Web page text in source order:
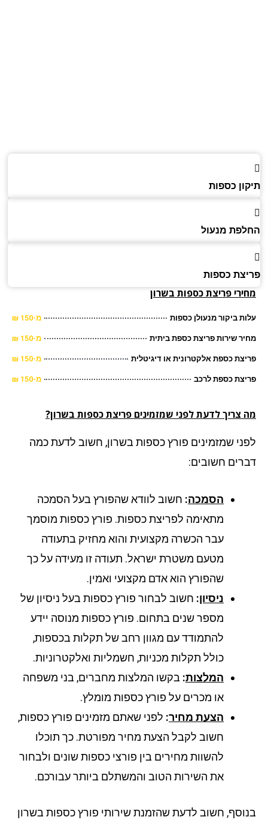
כספות
מנעול
כספות
פריצת כספותבשרון
ביקור מנעולן כספות מ-150 ₪
שירות פריצת כספת ביתית מ-150 ₪
כספת אלקטרונית או דיגיטלית מ-150 ₪
כספת לרכב מ-150 ₪
צריך לדעת לפני שמזמינים פריצת כספות בשרון?
שמזמינים פורץ כספות בשרון, חשוב לדעת כמה
חשובים:
הסמכה:חשוב לוודא שהפורץ בעל הסמכה
מתאימה לפריצת כספות. פורץ כספות מוסמך
עבר הכשרה מקצועית והוא מחזיק בתעודה
מטעם משטרת ישראל. תעודה זו מעידה על כך
שהפורץ הוא אדם מקצועי ואמין.
ניסיון:חשוב לבחור פורץ כספות בעל ניסיון של
מספר שנים בתחום. פורץ כספות מנוסה יידע
להתמודד עם מגוון רחב של תקלות בכספות,
כולל תקלות מכניות, חשמליות ואלקטרוניות.
המלצות:בקשו המלצות מחברים, בני משפחה
או מכרים על פורץ כספות מומלץ.
הצעת מחיר:לפני שאתם מזמינים פורץ כספות,
חשוב לקבל הצעת מחיר מפורטת. כך תוכלו
להשוות מחירים בין פורצי כספות שונים ולבחור
את השירות הטוב והמשתלם ביותר עבורכם.
חשוב לדעת שהזמנת שירותי פורץ כספות בשרון